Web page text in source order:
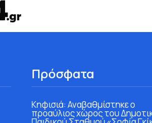
Πρόσφατα
Κηφισιά: Αναβαθμίστηκε ο
προαύλιος χώρος του